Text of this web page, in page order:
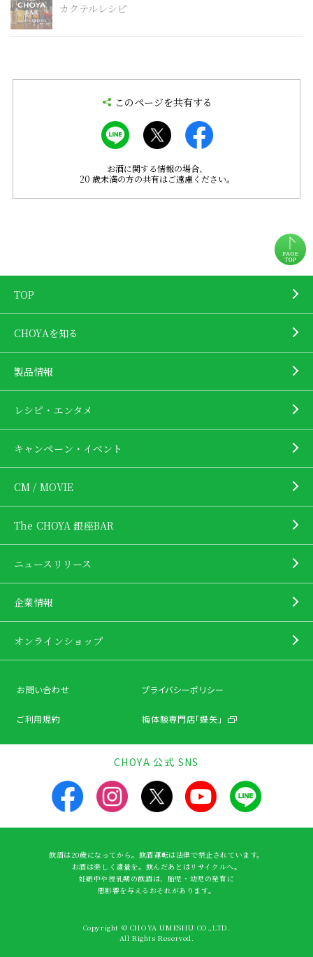
カクテルレシピ
このページを共有する
お酒に関する情報の場合、
20 歳未満の方の共有はご遠慮ください。
TOP
CHOYAを知る
製品情報
レシピ・エンタメ
キャンペーン・イベント
CM / MOVIE
The CHOYA 銀座BAR
ニュースリリース
企業情報
オンラインショップ
お問い合わせ プライバシーポリシー
ご利用規約 梅体験専門店「蝶矢」
CHOYA 公式 SNS
飲酒は20歳になってから。飲酒運転は法律で禁止されています。
お酒は楽しく適量を。飲んだあとはリサイクルへ。
妊娠中や授乳期の飲酒は、胎児・幼児の発育に
悪影響を与えるおそれがあります。
Copyright © CHOYA UMESHU CO.,LTD.
All Rights Reserved.